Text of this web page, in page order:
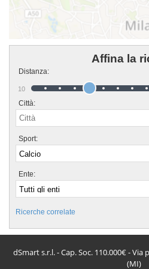
Affina la
Distanza:
10
Città:
Sport:
Ente:
Ricerche correlate
dSmart s.r.l. - Cap. Soc. 110.000€ - Via
(MI)